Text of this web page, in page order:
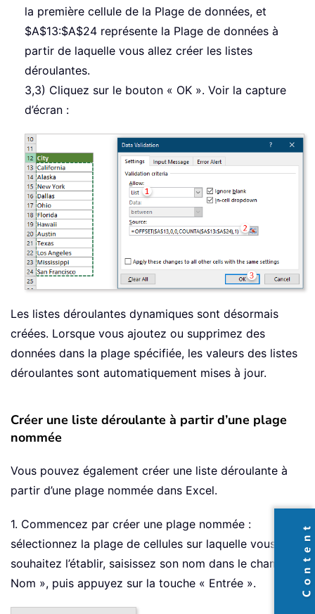
la première cellule de la Plage de données, et
$A$13:$A$24 représente la Plage de données à
partir de laquelle vous allez créer les listes
déroulantes.
3,3) Cliquez sur le bouton « OK ». Voir la capture
d’écran :
Les listes déroulantes dynamiques sont désormais
créées. Lorsque vous ajoutez ou supprimez des
données dans la plage spécifiée, les valeurs des listes
déroulantes sont automatiquement mises à jour.
Créer une liste déroulante à partir d’une plage
nommée
Vous pouvez également créer une liste déroulante à
partir d’une plage nommée dans Excel.
1. Commencez par créer une plage nommée :
sélectionnez la plage de cellules sur laquelle vous
souhaitez l’établir, saisissez son nom dans le champ «
Nom », puis appuyez sur la touche « Entrée ».